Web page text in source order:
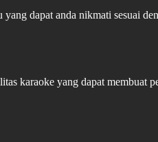
dapat anda nikmati sesuai
karaoke yang dapat membuat